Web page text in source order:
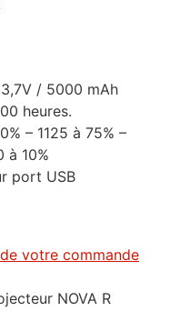
/ 5000 mAh
heures.
– 1125 à 75% –
à 10%
port USB
votre commande
NOVA R